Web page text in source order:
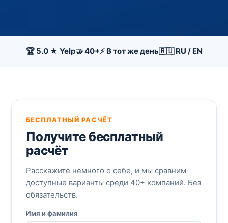
🏆 5.0 ★ Yelp🤝 40+⚡ В тот же день🇷🇺 RU / EN
БЕСПЛАТНЫЙ РАСЧЁТ
Получите бесплатный
расчёт
Расскажите немного о себе, и мы сравним
доступные варианты среди 40+ компаний. Без
обязательств.
Имя и фамилия